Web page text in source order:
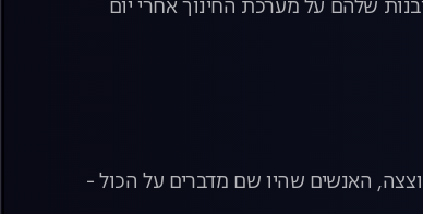
שלהם על מערכת החינוך אחרי יום
פני המדינה. 15 שנה אחרי שהיא התפוצצה, האנשים שהיו שם מדברים על הכול -